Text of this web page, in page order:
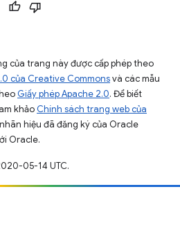
của trang này được cấp phép theo
của Creative Commonsvà các mẫu
Giấy phép Apache 2.0. Để biết
khảo Chính sách trang web của
hiệu đã đăng ký của Oracle
Oracle.
05-14 UTC.